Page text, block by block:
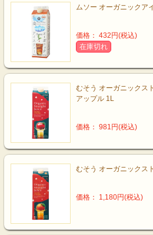
ムソー オーガニックア
価格： 432円(税込)
在庫切れ
むそう オーガニックス
アップル 1L
価格： 981円(税込)
むそう オーガニックス
価格： 1,180円(税込)